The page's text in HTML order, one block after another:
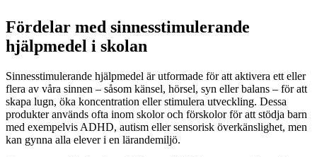
Fördelar med sinnesstimulerande
hjälpmedel i skolan
Sinnesstimulerande hjälpmedel är utformade för att aktivera ett eller
flera av våra sinnen – såsom känsel, hörsel, syn eller balans – för att
skapa lugn, öka koncentration eller stimulera utveckling. Dessa
produkter används ofta inom skolor och förskolor för att stödja barn
med exempelvis ADHD, autism eller sensorisk överkänslighet, men
kan gynna alla elever i en lärandemiljö.